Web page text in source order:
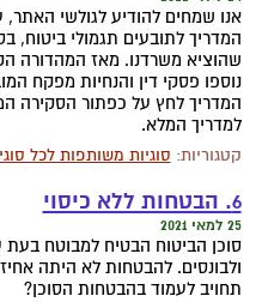
אנו שמחים להודיע לגולשי
המדריך לתובעים תגמולי ביטוח,
נוספו פסקי דין והנחיות מפקח
המדריך לחץ על כפתור הסקירה
למדריך המלא.
קטגוריות: סוגיות משותפות לכל
6. הבטחות ללא כיסוי
25 למאי 2021
סוכן הביטוח הבטיח למבוטח
ולבונסים. להבטחות לא היתה
תחויב לעמוד בהבטחות הסוכן?